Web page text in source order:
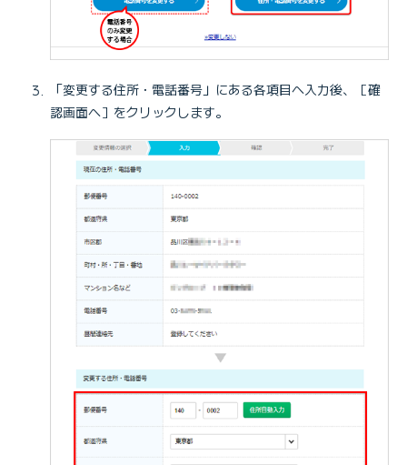
「変更する住所・電話番号」にある各項目へ入力後、［確
認画面へ］をクリックします。